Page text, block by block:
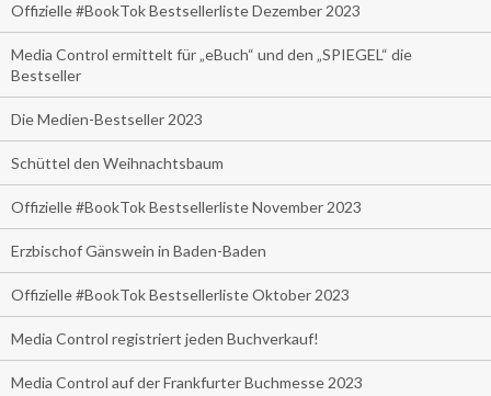
Offizielle #BookTok Bestsellerliste Dezember 2023
Media Control ermittelt für „eBuch“ und den „SPIEGEL“ die
Bestseller
Die Medien-Bestseller 2023
Schüttel den Weihnachtsbaum
Offizielle #BookTok Bestsellerliste November 2023
Erzbischof Gänswein in Baden-Baden
Offizielle #BookTok Bestsellerliste Oktober 2023
Media Control registriert jeden Buchverkauf!
Media Control auf der Frankfurter Buchmesse 2023